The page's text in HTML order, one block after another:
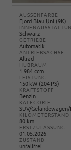
AUSSENFARBE
Fjord Blau Uni (9K)
Schwarz
GETRIEBE
Automatik
ANTRIEBSACHSE
Allrad
HUBRAUM
1.984 ccm
LEISTUNG
150 kW (204 PS)
KRAFTSTOFF
Benzin
KATEGORIE
SUV/
KILOMETERSTAND
80 km
ERSTZULASSUNG
01.05.2026
ZUSTAND
unfallfrei